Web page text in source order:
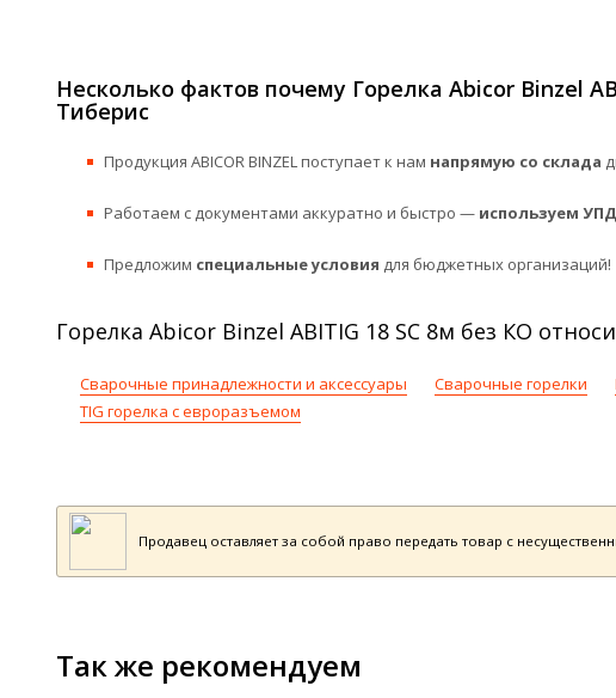
Несколько фактов почему Горелка Abicor Binzel
Тиберис
Продукция ABICOR BINZEL поступает к нам напрямую со склада
Работаем с документами аккуратно и быстро — используем УПД
Предложим специальные условия для бюджетных организаций!
Горелка Abicor Binzel ABITIG 18 SC 8м без КО
Сварочные принадлежности и аксессуары Сварочные горелки
TIG горелка с евроразъемом
Продавец оставляет за собой право передать товар с
Так же рекомендуем